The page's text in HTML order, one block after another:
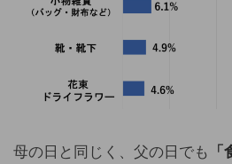
母の日と同じく、父の日でも